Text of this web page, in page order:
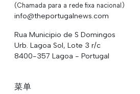
(Chamada para a rede fixa nacional)
info@theportugalnews.com
Rua Municipio de S Domingos
Urb. Lagoa Sol, Lote 3 r/c
8400-357 Lagoa - Portugal
菜单